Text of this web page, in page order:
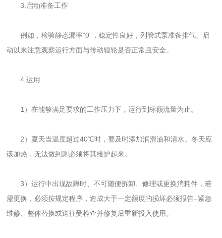
3.启动准备工作
例如，检验静态漏率“0”，稳定性良好，列管式泵准备排气、启
动以来注意观察运行方面与传动辊轮是否正常且安全。
4.运用
1）在能够满足要求的工作压力下，运行到标额流量为止。
2）夏天当温度超过40℃时，要及时添加润滑油和清水。冬天应
该加热，无法做到则必须将其维护起来。
3）运行中出现故障时、不可随便拆卸、修理或更换消耗件，若
需更换，必须按规定程序，造成大于一定额度的损坏必须报告–紧急
维修、整体替换或送往受检查并修复后重新投入使用。